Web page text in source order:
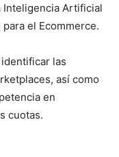
Inteligencia Artificial
el Ecommerce.
las
así como
en
cuotas.